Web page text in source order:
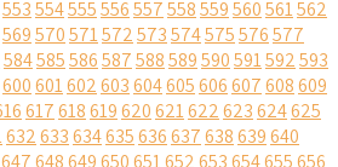
553554555556557558559560561562
569570571572573574575576577
584585586587588589590591592593
600601602603604605606607608609
617618619620621622623624625
632633634635636637638639640